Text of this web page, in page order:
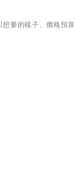
要的樣子、價格預